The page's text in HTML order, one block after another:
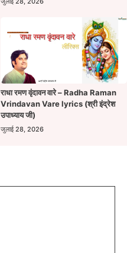
राधा रमण वृंदावन वारे – Radha Raman
Vrindavan Vare lyrics (श्री इंद्रेश
उपाध्याय जी)
जुलाई 28, 2026